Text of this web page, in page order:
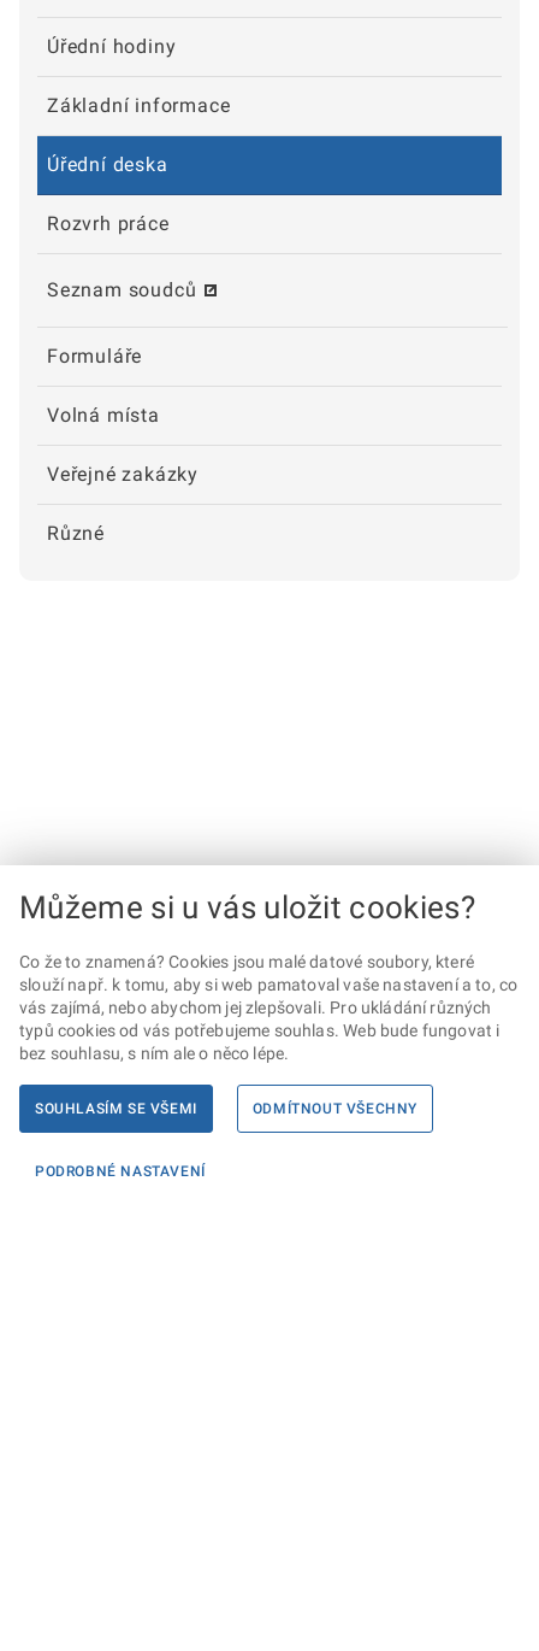
Úřední hodiny
Základní informace
Úřední deska
Rozvrh práce
Seznam soudců
Formuláře
Volná místa
Veřejné zakázky
Různé
Můžeme si u vás uložit cookies?
Co že to znamená? Cookies jsou malé datové soubory, které
slouží např. k tomu, aby si web pamatoval vaše nastavení a to, co
vás zajímá, nebo abychom jej zlepšovali. Pro ukládání různých
typů cookies od vás potřebujeme souhlas. Web bude fungovat i
bez souhlasu, s ním ale o něco lépe.
SOUHLASÍM SE VŠEMI ODMÍTNOUT VŠECHNY
PODROBNÉ NASTAVENÍ